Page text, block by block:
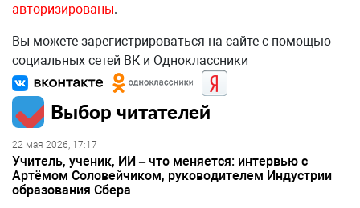
авторизированы.
Вы можете зарегистрироваться на сайте с помощью
социальных сетей ВК и Одноклассники
Выбор читателей
22 мая 2026, 17:17
Учитель, ученик, ИИ – что меняется: интервью с
Артёмом Соловейчиком, руководителем Индустрии
образования Сбера